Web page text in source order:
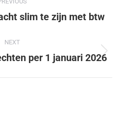
slim te zijn met btw
NEXT
per 1 januari 2026